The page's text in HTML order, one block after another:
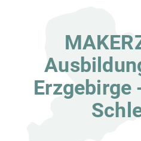
Erzgebirge